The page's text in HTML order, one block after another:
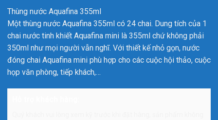
Thùng nước Aquafina 355ml
Một thùng nước Aquafina 355ml có 24 chai. Dung tích của 1
chai nước tinh khiết Aquafina mini là 355ml chứ không phải
350ml như mọi người vẫn nghĩ. Với thiết kế nhỏ gọn, nước
đóng chai Aquafina mini phù hợp cho các cuộc hội thảo, cuộc
họp văn phòng, tiếp khách,…